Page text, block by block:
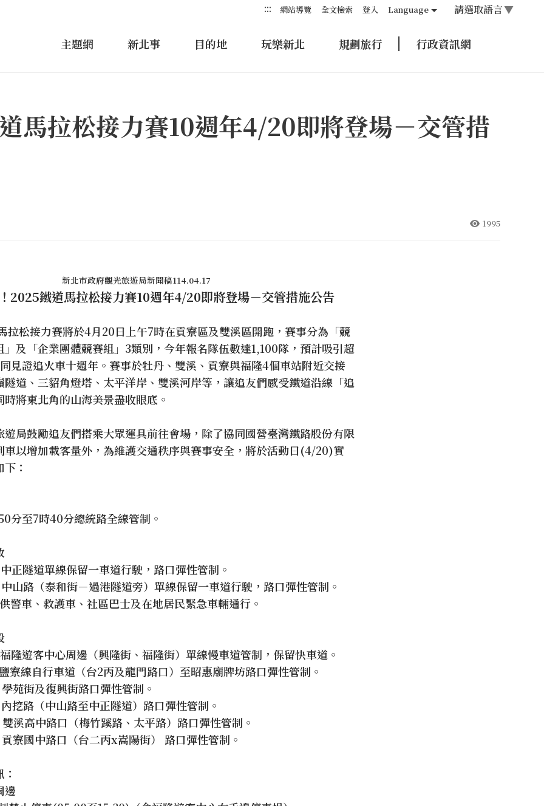
::: 網站導覽 全文檢索 登入 Language 請選取語言▼
主題網 新北事 目的地 玩樂新北 規劃旅行 行政資訊網
馬拉松接力賽10週年4/20即將登場－交管措
1995
新北市政府觀光旅遊局新聞稿114.04.17
2025鐵道馬拉松接力賽10週年4/20即將登場－交管措施公告
拉松接力賽將於4月20日上午7時在貢寮區及雙溪區開跑，賽事分為「競
及「企業團體競賽組」3類別，今年報名隊伍數達1,100隊，預計吸引超
見證追火車十週年。賽事於牡丹、雙溪、貢寮與福隆4個車站附近交接
隧道、三貂角燈塔、太平洋岸、雙溪河岸等，讓追友們感受鐵道沿線「追
將東北角的山海美景盡收眼底。
遊局鼓勵追友們搭乘大眾運具前往會場，除了協同國營臺灣鐵路股份有限
車以增加載客量外，為維護交通秩序與賽事安全，將於活動日(4/20)實
：
分至7時40分總統路全線管制。
正隧道單線保留一車道行駛，路口彈性管制。
路（泰和街－過港隧道旁）單線保留一車道行駛，路口彈性管制。
警車、救護車、社區巴士及在地居民緊急車輛通行。
遊客中心周邊（興隆街、福隆街）單線慢車道管制，保留快車道。
線自行車道（台2丙及龍門路口）至昭惠廟牌坊路口彈性管制。
苑街及復興街路口彈性管制。
挖路（中山路至中正隧道）路口彈性管制。
溪高中路口（梅竹蹊路、太平路）路口彈性管制。
寮國中路口（台二丙x嵩陽街） 路口彈性管制。
邊